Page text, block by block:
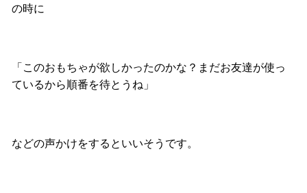
の時に
「このおもちゃが欲しかったのかな？まだお友達が使っ
ているから順番を待とうね」
などの声かけをするといいそうです。